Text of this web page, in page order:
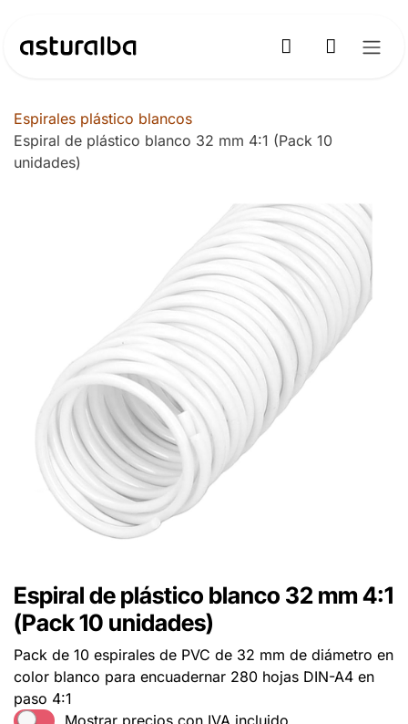
Espirales plástico blancos
Espiral de plástico blanco 32 mm 4:1 (Pack 10
unidades)
Espiral de plástico blanco 32 mm 4:1
(Pack 10 unidades)
Pack de 10 espirales de PVC de 32 mm de diámetro en
color blanco para encuadernar 280 hojas DIN-A4 en
paso 4:1